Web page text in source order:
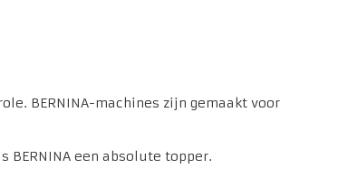
BERNINA-machines zijn gemaakt voor
BERNINA een absolute topper.